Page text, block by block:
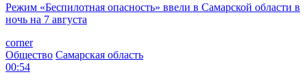
Режим «Беспилотная опасность» ввели в Самарской области в
ночь на 7 августа
corner
Общество Самарская область
00:54